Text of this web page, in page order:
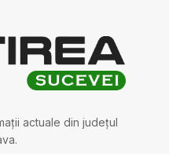
actuale din județul